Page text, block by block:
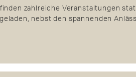
zahlreiche Veranstaltungen
nebst den spannenden